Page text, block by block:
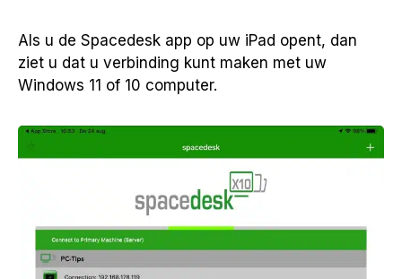
Als u de Spacedesk app op uw iPad opent, dan
ziet u dat u verbinding kunt maken met uw
Windows 11 of 10 computer.